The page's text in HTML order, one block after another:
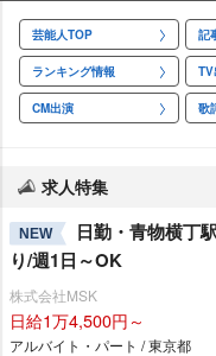
芸能人TOP 記
ランキング情報 TV
CM出演 歌
求人特集
NEW
日勤・青物横丁
り/週1日～OK
株式会社MSK
日給1万4,500円～
アルバイト・パート / 東京都